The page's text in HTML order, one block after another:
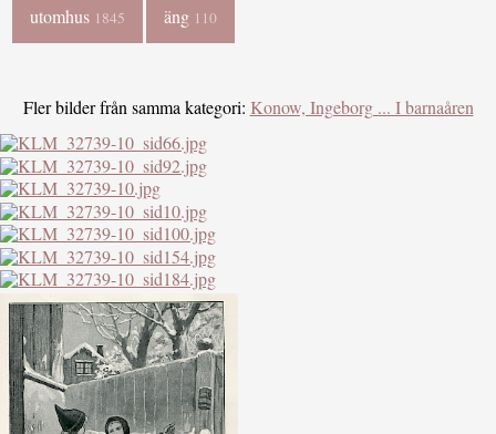
utomhus 1845 äng 110
Fler bilder från samma kategori: Konow, Ingeborg ... I barnaåren